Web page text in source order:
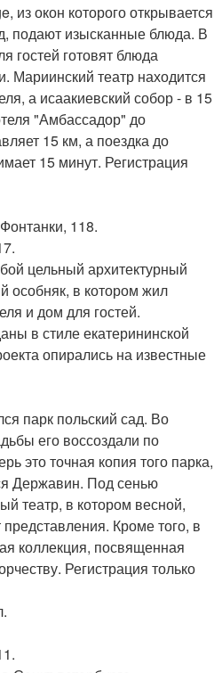
из окон которого открывается
подают изысканные блюда. В
гостей готовят блюда
Мариинский театр находится
а исаакиевский собор - в 15
"Амбассадор" до
15 км, а поездка до
15 минут. Регистрация
118.
цельный архитектурный
особняк, в котором жил
и дом для гостей.
в стиле екатерининской
опирались на известные
парк польский сад. Во
его воссоздали по
это точная копия того парка,
Державин. Под сенью
театр, в котором весной,
Кроме того, в
коллекция, посвященная
Регистрация только